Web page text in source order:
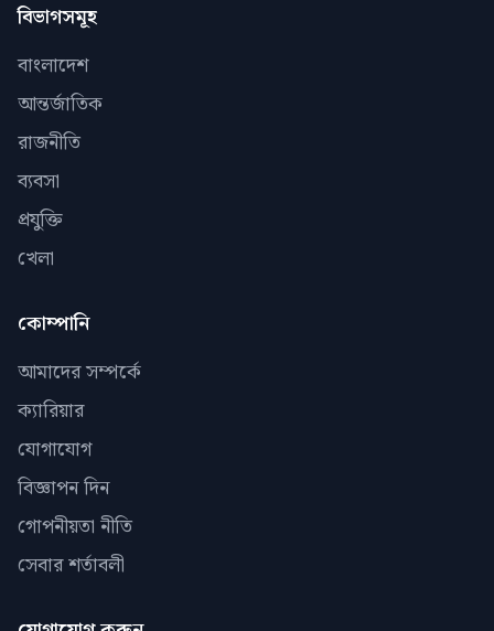
বিভাগসমূহ
বাংলাদেশ
আন্তর্জাতিক
রাজনীতি
ব্যবসা
প্রযুক্তি
খেলা
কোম্পানি
আমাদের সম্পর্কে
ক্যারিয়ার
যোগাযোগ
বিজ্ঞাপন দিন
গোপনীয়তা নীতি
সেবার শর্তাবলী